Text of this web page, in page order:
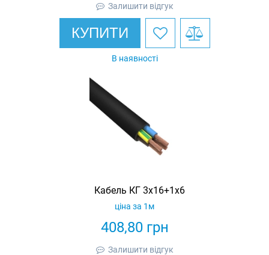
Залишити відгук
КУПИТИ
В наявності
Кабель КГ 3х16+1х6
408,80грн
ціна за 1м
Залишити відгук